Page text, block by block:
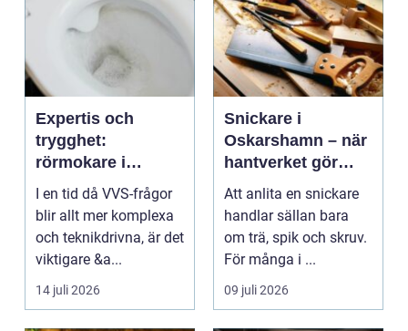
Expertis och
trygghet:
rörmokare i
jämtland
I en tid då VVS-frågor
blir allt mer komplexa
och teknikdrivna, är det
viktigare &a...
14 juli 2026
Snickare i
Oskarshamn – när
hantverket gör
skillnad i vardagen
Att anlita en snickare
handlar sällan bara
om trä, spik och skruv.
För många i ...
09 juli 2026